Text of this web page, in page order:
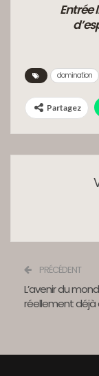
Entrée
domination
Partagez
PRÉCÉDENT
L’avenir du
réellement déjà